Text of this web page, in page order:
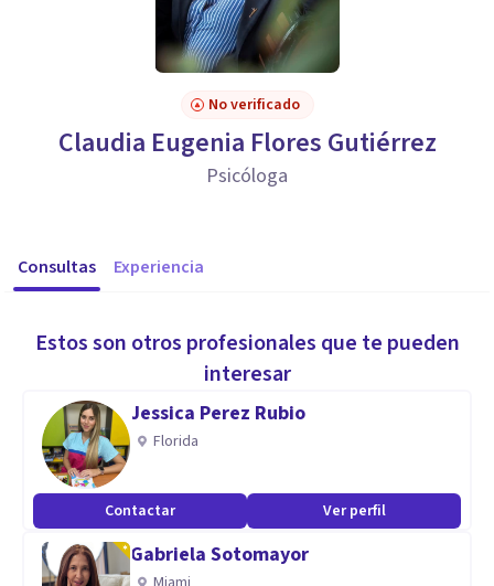
No verificado
Claudia Eugenia Flores Gutiérrez
Psicóloga
Consultas Experiencia
Estos son otros profesionales que te pueden
interesar
Jessica Perez Rubio
Florida
Contactar Ver perfil
Gabriela Sotomayor